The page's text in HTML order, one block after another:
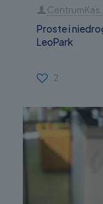
Proste i
LeoPark
2